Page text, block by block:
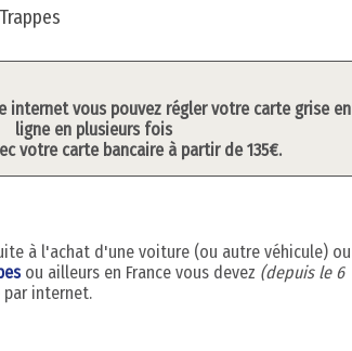
internet vous pouvez régler votre carte grise en
ligne en plusieurs fois
votre carte bancaire à partir de 135€.
à l'achat d'une voiture (ou autre véhicule) ou
ou ailleurs en France vous devez (depuis le 6
internet.